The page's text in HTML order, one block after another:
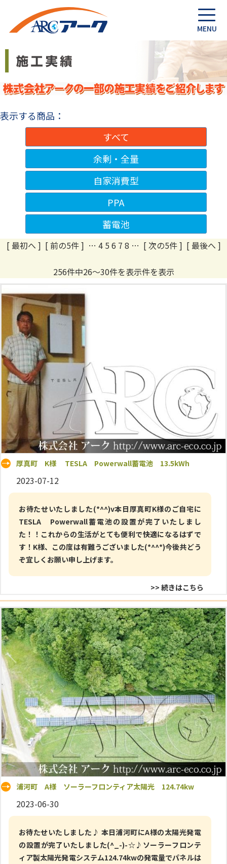
表示する商品：
すべて
余剰・全量
自家消費型
PPA
蓄電池
[ 最初へ ] [ 前の5件 ] … 4 5 6 7 8 … [ 次の5件 ] [ 最後へ ]
256件中26～30件を表示件を表示
厚真町 K様 TESLA Powerwall蓄電池 13.5kWh
2023-07-12
お待たせいたしました(*^^)v本日厚真町K様のご自宅に
TESLA Powerwall蓄電池の設置が完了いたしまし
た！！これからの生活がとても便利で快適になるはずで
す！K様、この度は有難うございました(*^^*)今後共どう
ぞ宜しくお願い申し上げます。
>> 続きはこちら
浦河町 A様 ソーラーフロンティア太陽光 124.74kw
2023-06-30
お待たせいたしました♪ 本日浦河町にA様の太陽光発電
の設置が完了いたしました(^_-)-☆♪ソーラーフロンテ
ィア製太陽光発電システム124.74kwの発電量でパネルは